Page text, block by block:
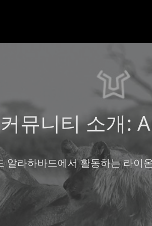
커뮤니티 소개:
알라하바드에서 활동하는 라이